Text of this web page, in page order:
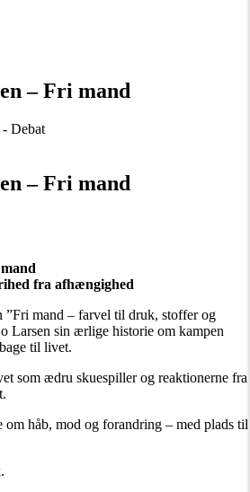
– Fri mand
Debat
– Fri mand
fra afhængighed
”Fri mand – farvel til druk, stoffer og
Larsen sin ærlige historie om kampen
til livet.
som ædru skuespiller og reaktionerne fra
håb, mod og forandring – med plads til